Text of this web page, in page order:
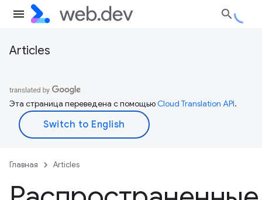
Articles
Эта страница переведена с помощьюCloud Translation API.
Главная Articles